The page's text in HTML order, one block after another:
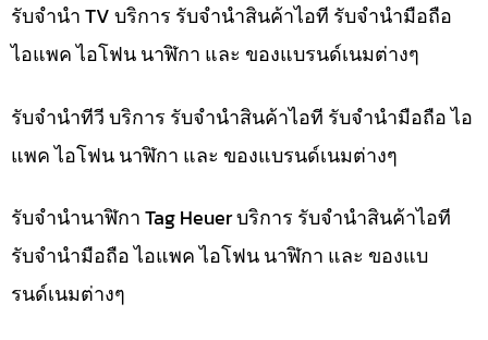
รับจำนำ TV บริการ รับจำนำสินค้าไอที รับจำนำมือถือ
ไอแพค ไอโฟน นาฬิกา และ ของแบรนด์เนมต่างๆ
รับจำนำทีวี บริการ รับจำนำสินค้าไอที รับจำนำมือถือ ไอ
แพค ไอโฟน นาฬิกา และ ของแบรนด์เนมต่างๆ
รับจำนำนาฬิกา Tag Heuer บริการ รับจำนำสินค้าไอที
รับจำนำมือถือ ไอแพค ไอโฟน นาฬิกา และ ของแบ
รนด์เนมต่างๆ